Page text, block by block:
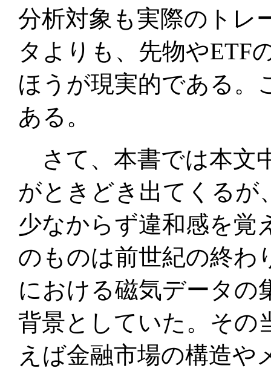
分析対象も実際のトレ
タよりも、先物やETF
ほうが現実的である。
ある。
さて、本書では本文
がときどき出てくるが
少なからず違和感を覚
のものは前世紀の終わ
における磁気データの
背景としていた。その
えば金融市場の構造